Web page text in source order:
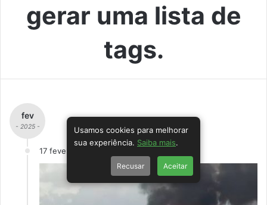
gerar uma lista de
tags.
fev
- 2025 -
17 fevereiro
Usamos cookies para melhorar
sua experiência. Saiba mais.
Recusar Aceitar